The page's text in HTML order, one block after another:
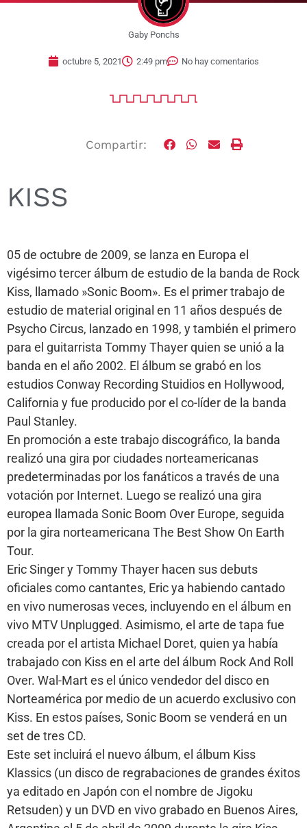
Gaby Ponchs
octubre 5, 2021 2:49 pm No hay comentarios
Compartir:
KISS
05 de octubre de 2009, se lanza en Europa el
vigésimo tercer álbum de estudio de la banda de Rock
Kiss, llamado »Sonic Boom». Es el primer trabajo de
estudio de material original en 11 años después de
Psycho Circus, lanzado en 1998, y también el primero
para el guitarrista Tommy Thayer quien se unió a la
banda en el año 2002. El álbum se grabó en los
estudios Conway Recording Stuidios en Hollywood,
California y fue producido por el co-líder de la banda
Paul Stanley.
En promoción a este trabajo discográfico, la banda
realizó una gira por ciudades norteamericanas
predeterminadas por los fanáticos a través de una
votación por Internet. Luego se realizó una gira
europea llamada Sonic Boom Over Europe, seguida
por la gira norteamericana The Best Show On Earth
Tour.
Eric Singer y Tommy Thayer hacen sus debuts
oficiales como cantantes, Eric ya habiendo cantado
en vivo numerosas veces, incluyendo en el álbum en
vivo MTV Unplugged. Asimismo, el arte de tapa fue
creada por el artista Michael Doret, quien ya había
trabajado con Kiss en el arte del álbum Rock And Roll
Over. Wal-Mart es el único vendedor del disco en
Norteamérica por medio de un acuerdo exclusivo con
Kiss. En estos países, Sonic Boom se venderá en un
set de tres CD.
Este set incluirá el nuevo álbum, el álbum Kiss
Klassics (un disco de regrabaciones de grandes éxitos
ya editado en Japón con el nombre de Jigoku
Retsuden) y un DVD en vivo grabado en Buenos Aires,